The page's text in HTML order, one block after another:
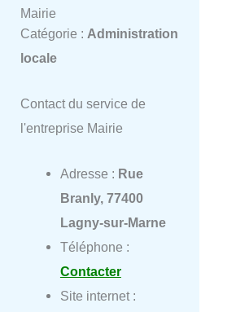
Mairie
Catégorie : Administration
locale
Contact du service de
l'entreprise Mairie
Adresse : Rue
Branly, 77400
Lagny-sur-Marne
Téléphone :
Contacter
Site internet :